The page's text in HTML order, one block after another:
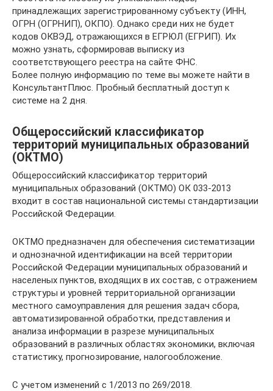
принадлежащих зарегистрированному субъекту (ИНН,
ОГРН (ОГРНИП), ОКПО). Однако среди них не будет
кодов ОКВЭД, отражающихся в ЕГРЮЛ (ЕГРИП). Их
можно узнать, сформировав выписку из
соответствующего реестра на сайте ФНС.
Более полную информацию по теме вы можете найти в
КонсультантПлюс. Пробный бесплатный доступ к
системе на 2 дня.
Общероссийский классификатор
территорий муниципальных образований
(ОКТМО)
Общероссийский классификатор территорий
муниципальных образований (ОКТМО) ОК 033-2013
входит в состав национальной системы стандартизации
Российской Федерации.
ОКТМО предназначен для обеспечения систематизации
и однозначной идентификации на всей территории
Российской Федерации муниципальных образований и
населеных пунктов, входящих в их состав, с отражением
структуры и уровней территориальной организации
местного самоуправления для решения задач сбора,
автоматизированной обработки, представления и
анализа информации в разрезе муниципальных
образований в различных областях экономики, включая
статистику, прогнозирование, налогообложение.
С учетом изменений с 1/2013 по 269/2018.